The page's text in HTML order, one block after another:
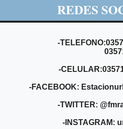
REDES
-
03571 -
-
-FACEBOOK:
-TWITTER:
-INSTAGRAM: